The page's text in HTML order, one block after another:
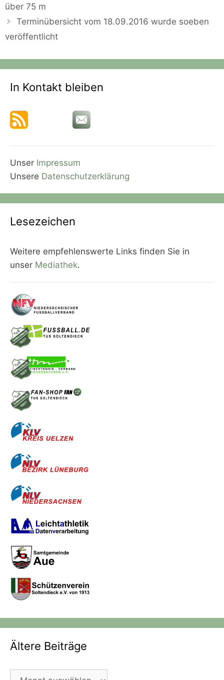
über 75 m
Terminübersicht vom 18.09.2016 wurde soeben
veröffentlicht
In Kontakt bleiben
Unser Impressum
Unsere Datenschutzerklärung
Lesezeichen
Weitere empfehlenswerte Links finden Sie in
unser Mediathek.
Ältere Beiträge
Ältere